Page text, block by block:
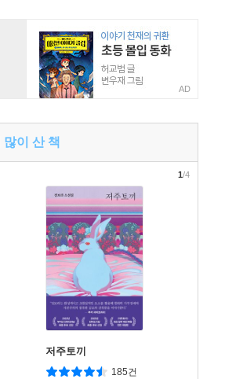
AD
많이 산 책
저주토끼
185건
1/4